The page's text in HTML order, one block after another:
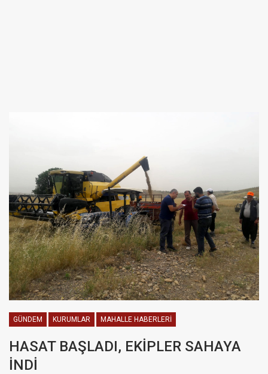
GÜNDEM KURUMLAR MAHALLE HABERLERI
HASAT BAŞLADI, EKİPLER SAHAYA
İNDİ